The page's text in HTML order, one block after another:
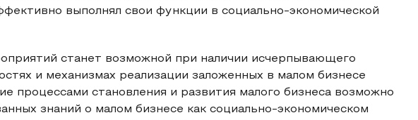
выполнял свои функции в социально-экономической
станет возможной при наличии исчерпывающего
и механизмах реализации заложенных в малом бизнесе
процессами становления и развития малого бизнеса возможно
знаний о малом бизнесе как социально-экономическом